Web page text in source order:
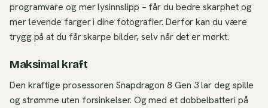
programvare og mer lysinnslipp – får du bedre skarphet og
mer levende farger i dine fotografier. Derfor kan du være
trygg på at du får skarpe bilder, selv når det er mørkt.
Maksimal kraft
Den kraftige prosessoren Snapdragon 8 Gen 3 lar deg spille
og strømme uten forsinkelser. Og med et dobbelbatteri på